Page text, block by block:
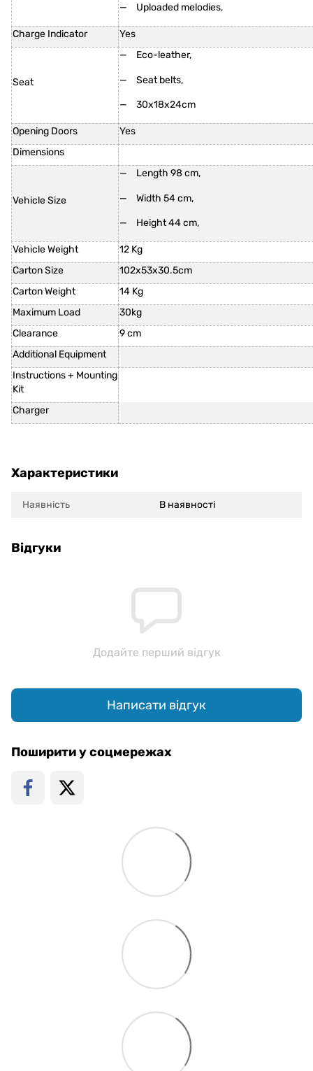
Uploaded melodies,
Charge Indicator Yes
Seat
Eco-leather,
Seat belts,
30x18x24cm
Opening Doors
Yes
Dimensions
Vehicle Size
Length 98 cm,
Width 54 cm,
Height 44 cm,
Vehicle Weight
12 Kg
Carton Size
102x53x30.5cm
Carton Weight
14 Kg
Maximum Load
30kg
Clearance
9 cm
Additional Equipment
Instructions + Mounting
Kit
Charger
Характеристики
Наявність В наявності
Відгуки
Додайте перший відгук
Написати відгук
Поширити у соцмережах